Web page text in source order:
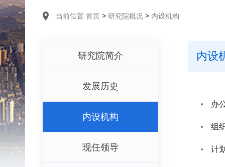
当前位置 首页 > 研究院概况 > 内设机构
研究院简介
发展历史
内设机构
现任领导
内设
办
组
计